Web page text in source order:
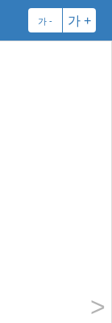
가 - 가 +
>